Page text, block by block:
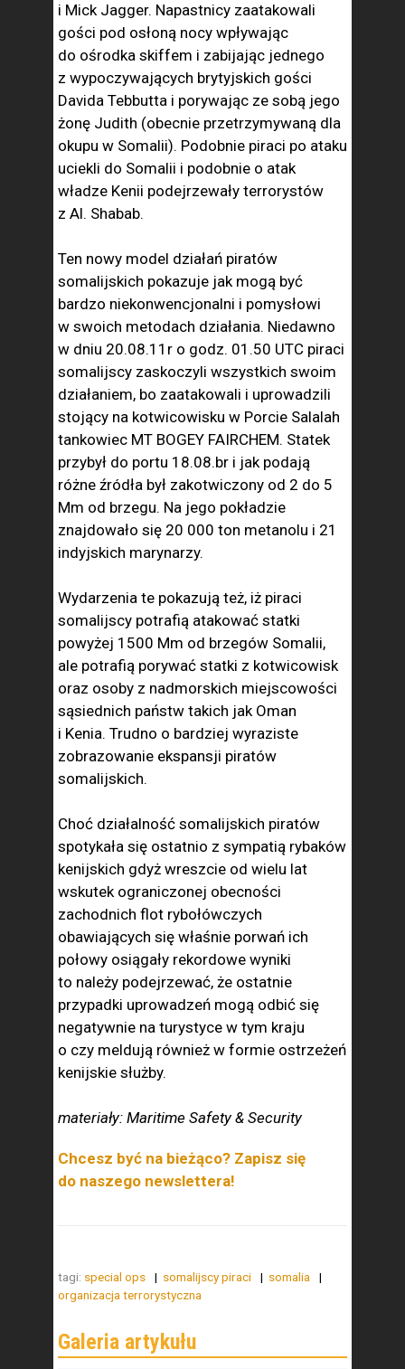
i Mick Jagger. Napastnicy zaatakowali
gości pod osłoną nocy wpływając
do ośrodka skiffem i zabijając jednego
z wypoczywających brytyjskich gości
Davida Tebbutta i porywając ze sobą jego
żonę Judith (obecnie przetrzymywaną dla
okupu w Somalii). Podobnie piraci po ataku
uciekli do Somalii i podobnie o atak
władze Kenii podejrzewały terrorystów
z Al. Shabab.
Ten nowy model działań piratów
somalijskich pokazuje jak mogą być
bardzo niekonwencjonalni i pomysłowi
w swoich metodach działania. Niedawno
w dniu 20.08.11r o godz. 01.50 UTC piraci
somalijscy zaskoczyli wszystkich swoim
działaniem, bo zaatakowali i uprowadzili
stojący na kotwicowisku w Porcie Salalah
tankowiec MT BOGEY FAIRCHEM. Statek
przybył do portu 18.08.br i jak podają
różne źródła był zakotwiczony od 2 do 5
Mm od brzegu. Na jego pokładzie
znajdowało się 20 000 ton metanolu i 21
indyjskich marynarzy.
Wydarzenia te pokazują też, iż piraci
somalijscy potrafią atakować statki
powyżej 1500 Mm od brzegów Somalii,
ale potrafią porywać statki z kotwicowisk
oraz osoby z nadmorskich miejscowości
sąsiednich państw takich jak Oman
i Kenia. Trudno o bardziej wyraziste
zobrazowanie ekspansji piratów
somalijskich.
Choć działalność somalijskich piratów
spotykała się ostatnio z sympatią rybaków
kenijskich gdyż wreszcie od wielu lat
wskutek ograniczonej obecności
zachodnich flot rybołówczych
obawiających się właśnie porwań ich
połowy osiągały rekordowe wyniki
to należy podejrzewać, że ostatnie
przypadki uprowadzeń mogą odbić się
negatywnie na turystyce w tym kraju
o czy meldują również w formie ostrzeżeń
kenijskie służby.
materiały: Maritime Safety & Security
Chcesz być na bieżąco? Zapisz się
do naszego newslettera!
tagi: special ops somalijscy piraci
somalia
organizacja terrorystyczna